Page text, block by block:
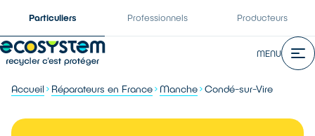
Particuliers Professionnels Producteurs
MENU
Accueil Réparateurs en France Manche Condé-sur-Vire